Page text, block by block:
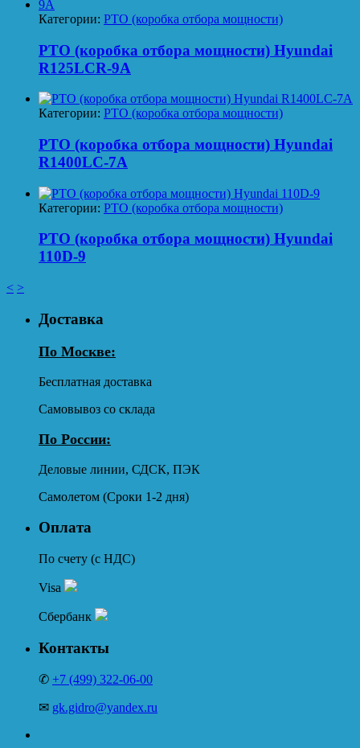
Категории: PTO (коробка отбора мощности)
PTO (коробка отбора мощности) Hyundai
R125LCR-9A
Категории: PTO (коробка отбора мощности)
PTO (коробка отбора мощности) Hyundai
R1400LC-7A
Категории: PTO (коробка отбора мощности)
PTO (коробка отбора мощности) Hyundai
110D-9
< >
Доставка
По Москве:
Бесплатная доставка
Самовывоз со склада
По России:
Деловые линии, СДСК, ПЭК
Самолетом (Сроки 1-2 дня)
Оплата
По счету (с НДС)
Visa
Сбербанк
Контакты
✆ +7 (499) 322-06-00
✉ gk.gidro@yandex.ru